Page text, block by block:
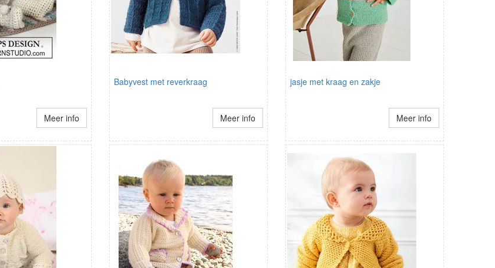
Meer info
Babyvest met reverkraag
Meer info
jasje met kraag en zakje
Meer info